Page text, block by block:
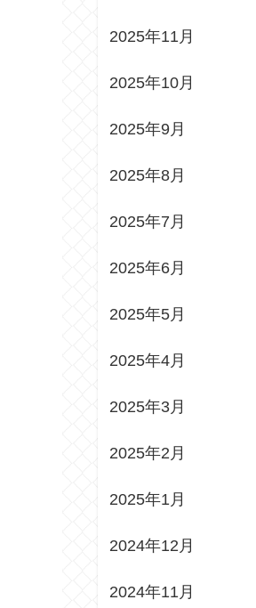
2025年11月
2025年10月
2025年9月
2025年8月
2025年7月
2025年6月
2025年5月
2025年4月
2025年3月
2025年2月
2025年1月
2024年12月
2024年11月